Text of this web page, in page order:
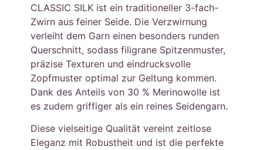
CLASSIC SILK ist ein traditioneller 3-fach-
Zwirn aus feiner Seide. Die Verzwirnung
verleiht dem Garn einen besonders runden
Querschnitt, sodass filigrane Spitzenmuster,
präzise Texturen und eindrucksvolle
Zopfmuster optimal zur Geltung kommen.
Dank des Anteils von 30 % Merinowolle ist
es zudem griffiger als ein reines Seidengarn.
Diese vielseitige Qualität vereint zeitlose
Eleganz mit Robustheit und ist die perfekte